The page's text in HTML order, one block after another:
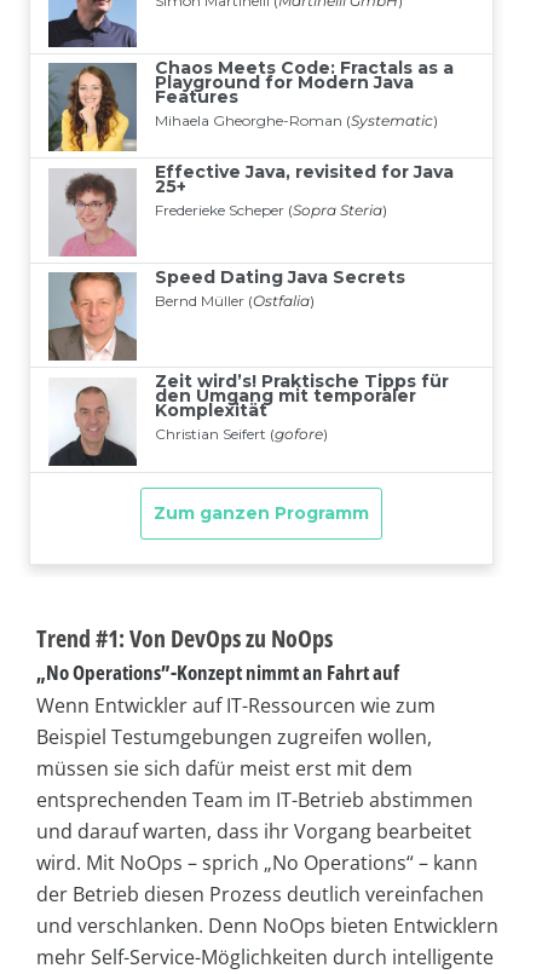
Trend #1: Von DevOps zu NoOps
„No Operations”-Konzept nimmt an Fahrt auf
Wenn Entwickler auf IT-Ressourcen wie zum
Beispiel Testumgebungen zugreifen wollen,
müssen sie sich dafür meist erst mit dem
entsprechenden Team im IT-Betrieb abstimmen
und darauf warten, dass ihr Vorgang bearbeitet
wird. Mit NoOps – sprich „No Operations“ – kann
der Betrieb diesen Prozess deutlich vereinfachen
und verschlanken. Denn NoOps bieten Entwicklern
mehr Self-Service-Möglichkeiten durch intelligente